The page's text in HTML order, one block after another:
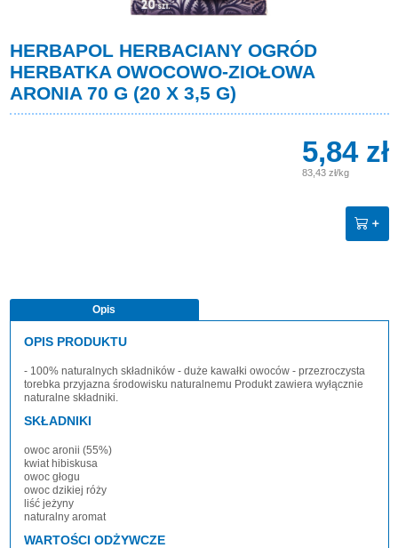
HERBAPOL HERBACIANY OGRÓD
HERBATKA OWOCOWO-ZIOŁOWA
ARONIA 70 G (20 X 3,5 G)
5,84 zł
83,43 zł/kg
Opis
OPIS PRODUKTU
- 100% naturalnych składników - duże kawałki owoców - przezroczysta
torebka przyjazna środowisku naturalnemu Produkt zawiera wyłącznie
naturalne składniki.
SKŁADNIKI
owoc aronii (55%)
kwiat hibiskusa
owoc głogu
owoc dzikiej róży
liść jeżyny
naturalny aromat
WARTOŚCI ODŻYWCZE